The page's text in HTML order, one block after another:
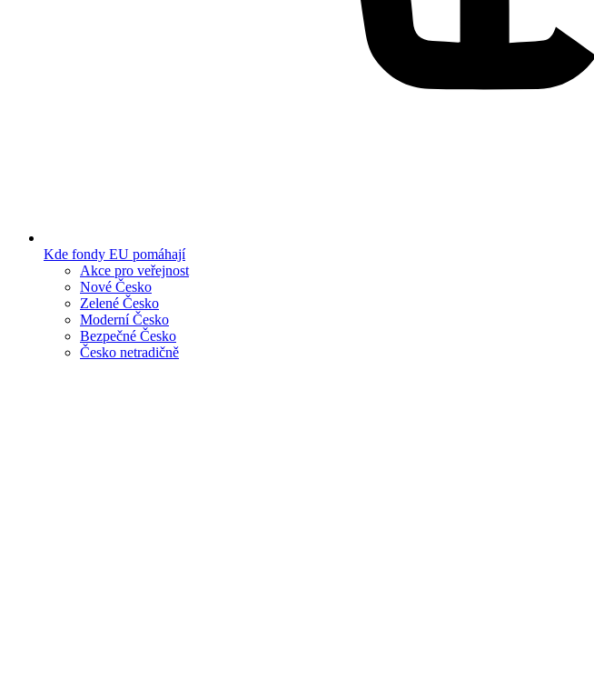
Kde fondy EU pomáhají
Akce pro veřejnost
Nové Česko
Zelené Česko
Moderní Česko
Bezpečné Česko
Česko netradičně